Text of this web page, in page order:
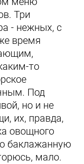
Три
- нежных, с
время
то
Под
но и не
их, правда,
овощного
баклажанную
мало.